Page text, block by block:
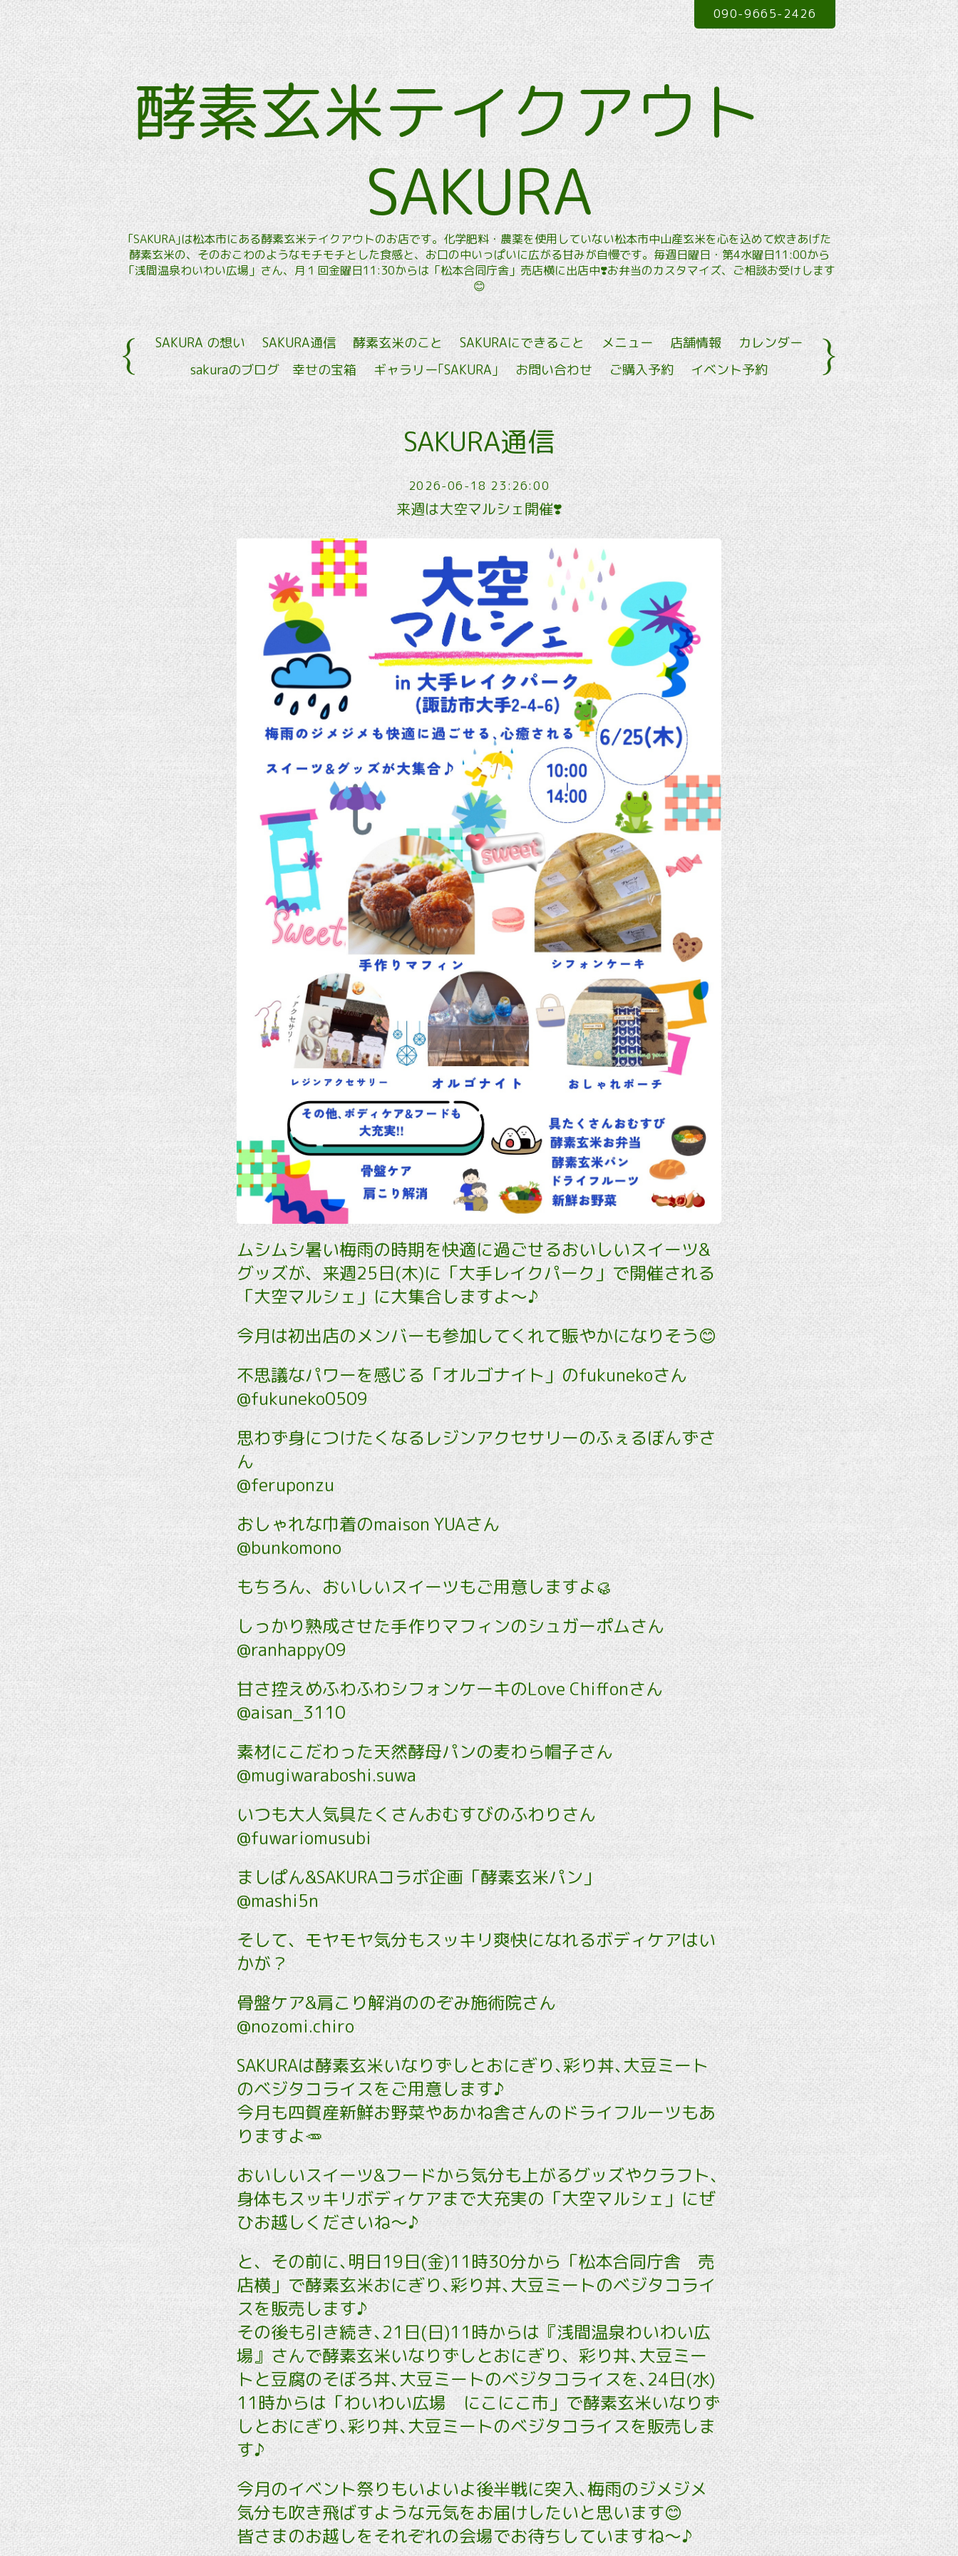
酵素玄米テイクアウト
SAKURA
｢SAKURA｣は松本市にある酵素玄米テイクアウトのお店です。化学肥料・農薬を使用していない松本市中山産玄米を心を込めて炊きあげた
酵素玄米の、そのおこわのようなモチモチとした食感と、お口の中いっぱいに広がる甘みが自慢です。毎週日曜日・第4水曜日11:00から
「浅間温泉わいわい広場」さん、月１回金曜日11:30からは「松本合同庁舎」売店横に出店中❣️お弁当のカスタマイズ、ご相談お受けします
😊
090-9665-2426
SAKURA の想い SAKURA通信 酵素玄米のこと SAKURAにできること メニュー 店舗情報
カレンダー
sakuraのブログ 幸せの宝箱
ギャラリー｢SAKURA｣ お問い合わせ ご購入予約 イベント予約
SAKURA通信
2026-06-18 23:26:00
来週は大空マルシェ開催❣️
ムシムシ暑い梅雨の時期を快適に過ごせるおいしいスイーツ&
グッズが、来週25日(木)に「大手レイクパーク」で開催される
「大空マルシェ」に大集合しますよ～♪
今月は初出店のメンバーも参加してくれて賑やかになりそう😊
不思議なパワーを感じる「オルゴナイト」のfukunekoさん
@fukuneko0509
思わず身につけたくなるレジンアクセサリーのふぇるぼんずさ
ん
@feruponzu
おしゃれな巾着のmaison YUAさん
@bunkomono
もちろん、おいしいスイーツもご用意しますよ🥮
しっかり熟成させた手作りマフィンのシュガーポムさん
@ranhappy09
甘さ控えめふわふわシフォンケーキのLove Chiffonさん
@aisan_3110
素材にこだわった天然酵母パンの麦わら帽子さん
@mugiwaraboshi.suwa
いつも大人気具たくさんおむすびのふわりさん
@fuwariomusubi
ましぱん&SAKURAコラボ企画「酵素玄米パン」
@mashi5n
そして、モヤモヤ気分もスッキリ爽快になれるボディケアはい
かが？
骨盤ケア&肩こり解消ののぞみ施術院さん
@nozomi.chiro
SAKURAは酵素玄米いなりずしとおにぎり､彩り丼､大豆ミート
のベジタコライスをご用意します♪
今月も四賀産新鮮お野菜やあかね舎さんのドライフルーツもあ
りますよ🥕
おいしいスイーツ&フードから気分も上がるグッズやクラフト､
身体もスッキリボディケアまで大充実の「大空マルシェ」にぜ
ひお越しくださいね～♪
と、その前に､明日19日(金)11時30分から「松本合同庁舎 売
店横」で酵素玄米おにぎり､彩り丼､大豆ミートのベジタコライ
スを販売します♪
その後も引き続き､21日(日)11時からは『浅間温泉わいわい広
場』さんで酵素玄米いなりずしとおにぎり、彩り丼､大豆ミー
トと豆腐のそぼろ丼､大豆ミートのベジタコライスを､24日(水)
11時からは「わいわい広場 にこにこ市」で酵素玄米いなりず
しとおにぎり､彩り丼､大豆ミートのベジタコライスを販売しま
す♪
今月のイベント祭りもいよいよ後半戦に突入､梅雨のジメジメ
気分も吹き飛ばすような元気をお届けしたいと思います😊
皆さまのお越しをそれぞれの会場でお待ちしていますね～♪